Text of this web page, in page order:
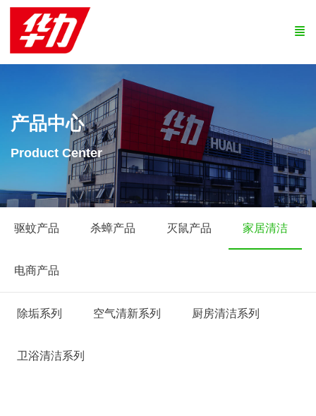
产品中心
Product Center
驱蚊产品 杀蟑产品 灭鼠产品 家居清洁
电商产品
除垢系列 空气清新系列 厨房清洁系列
卫浴清洁系列